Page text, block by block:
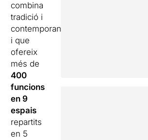
combina
tradició i
contemporaneïtat
i que
ofereix
més de
400
funcions
en 9
espais
repartits
en 5